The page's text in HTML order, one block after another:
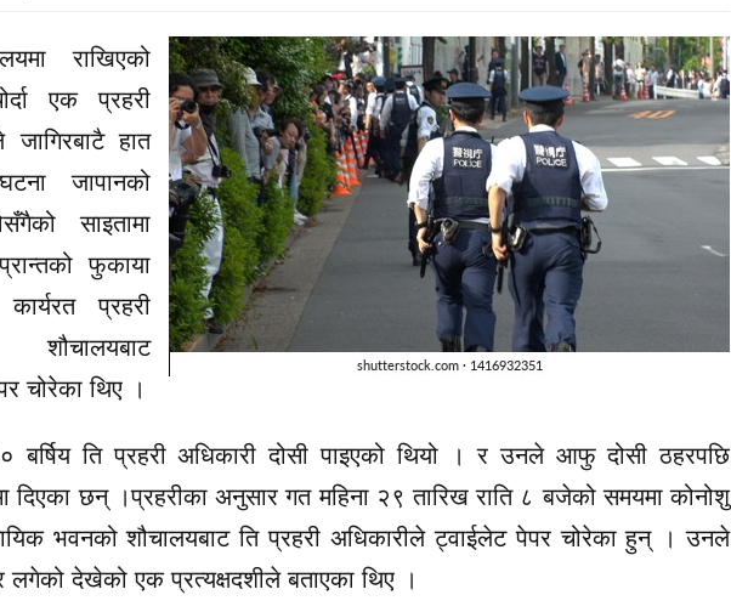
राखिएको
एक प्रहरी
हात
जापानको
साइतामा
फुकाया
प्रहरी
चोरेका थिए ।
बर्षिय ति प्रहरी अधिकारी दोसी पाइएको थियो । र उनले आफु दोसी ठहरपछि
दिएका छन् ।प्रहरीका अनुसार गत महिना २९ तारिख राति ८ बजेको समयमा कोनोशु
भवनको शौचालयबाट ति प्रहरी अधिकारीले ट्वाईलेट पेपर चोरेका हुन् । उनले
लगेको देखेको एक प्रत्यक्षदशीले बताएका थिए ।